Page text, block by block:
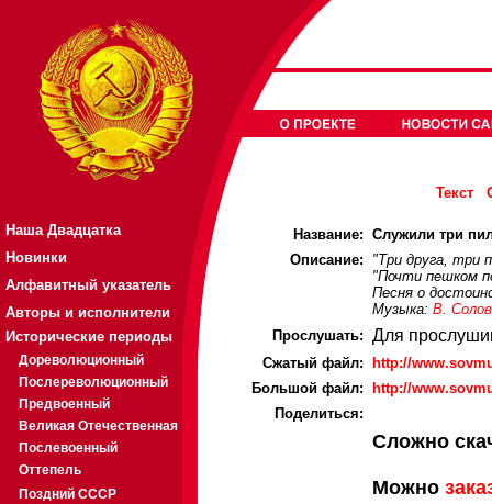
Наша Двадцатка
Новинки
Алфавитный указатель
Авторы и исполнители
Исторические периоды
Дореволюционный
Послереволюционный
Предвоенный
Великая Отечественная
Послевоенный
Оттепель
Поздний СССР
Текст
Название: Служили три
Описание:
"Три друга, три
"Почти пешком
Песня о
Музыка: В.
Прослушать: Для
Cжатый файл:
http://
Большой файл:
http://
Поделиться:
Сложно
Можно